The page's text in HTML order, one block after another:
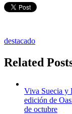
destacado
Related
Viva Suecia y
edición de
de octubre